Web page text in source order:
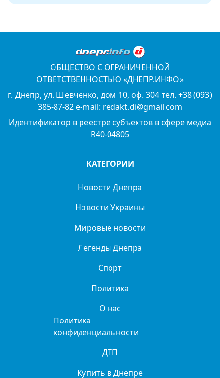
ОБЩЕСТВО С ОГРАНИЧЕННОЙ
ОТВЕТСТВЕННОСТЬЮ «ДНЕПР.ИНФО»
г. Днепр, ул. Шевченко, дом 10, оф. 304 тел. +38 (093)
385-87-82 e-mail: redakt.di@gmail.com
Идентификатор в реестре субъектов в сфере медиа
R40-04805
КАТЕГОРИИ
Новости Днепра
Новости Украины
Мировые новости
Легенды Днепра
Спорт
Политика
О нас
Политика
конфиденциальности
ДТП
Купить в Днепре